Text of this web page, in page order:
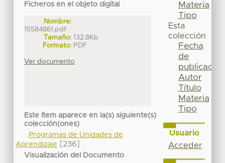
Ficheros en el objeto digital
Nombre:
15584861.pdf
Tamaño: 132.8Kb
Formato: PDF
Ver documento
Este ítem aparece en la(s) siguiente(s)
colección(ones)
Programas de Unidades de
Aprendizaje
[236]
Visualización del Documento
Materia
Tipo
Esta
colección
Fecha
de
publicación
Autor
Título
Materia
Tipo
Usuario
Acceder